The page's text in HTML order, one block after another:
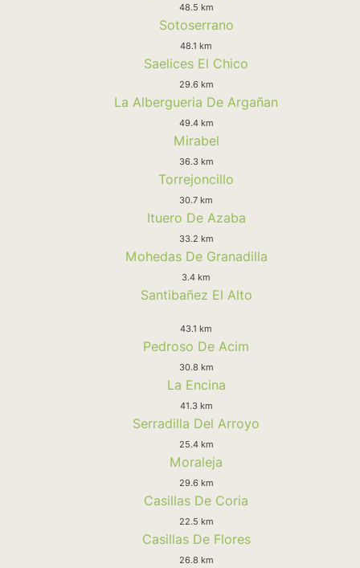
48.5 km
Sotoserrano
48.1 km
Saelices El Chico
29.6 km
La Albergueria De Argañan
49.4 km
Mirabel
36.3 km
Torrejoncillo
30.7 km
Ituero De Azaba
33.2 km
Mohedas De Granadilla
3.4 km
Santibañez El Alto
43.1 km
Pedroso De Acim
30.8 km
La Encina
41.3 km
Serradilla Del Arroyo
25.4 km
Moraleja
29.6 km
Casillas De Coria
22.5 km
Casillas De Flores
26.8 km